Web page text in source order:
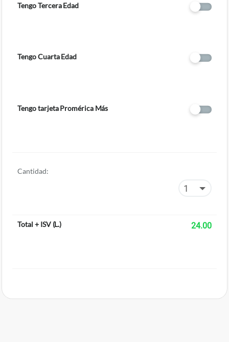
Tengo Tercera Edad
Tengo Cuarta Edad
Tengo tarjeta Promérica Más
Cantidad:
Total + ISV(L.) 24.00